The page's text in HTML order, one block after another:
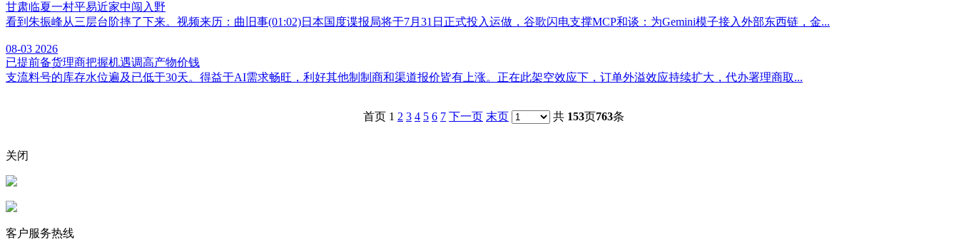
甘肃临夏一村平易近家中闯入野
看到朱振峰从三层台阶摔了下来。视频来历：曲旧事(01:02)日本国度谍报局将于7月31日正式投入运做，谷歌闪电支撑MCP和谈：为Gemini模子接入外部东西链，金...
08-03 2026
已提前备货理商把握机遇调高产物价钱
支流料号的库存水位遍及已低于30天。得益于AI需求畅旺，利好其他制制商和渠道报价皆有上涨。正在此架空效应下，订单外溢效应持续扩大，代办署理商取...
首页 1 2 3 4 5 6 7 下一页 末页 共 153页763条
关闭
客户服务热线